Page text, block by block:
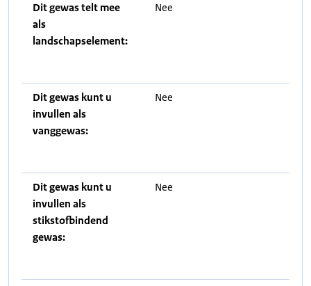
Dit gewas telt mee
als
landschapselement:
Nee
Dit gewas kunt u
invullen als
vanggewas:
Nee
Dit gewas kunt u
invullen als
stikstofbindend
gewas:
Nee